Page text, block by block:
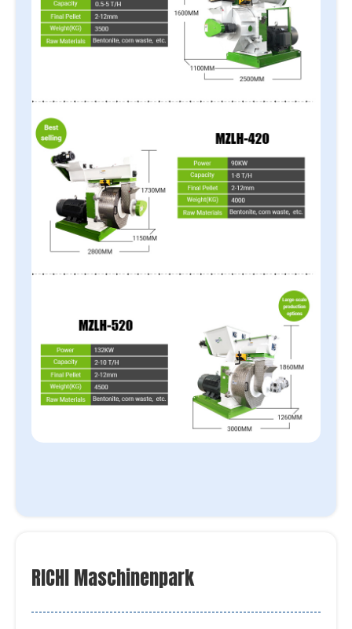
RICHI Maschinenpark